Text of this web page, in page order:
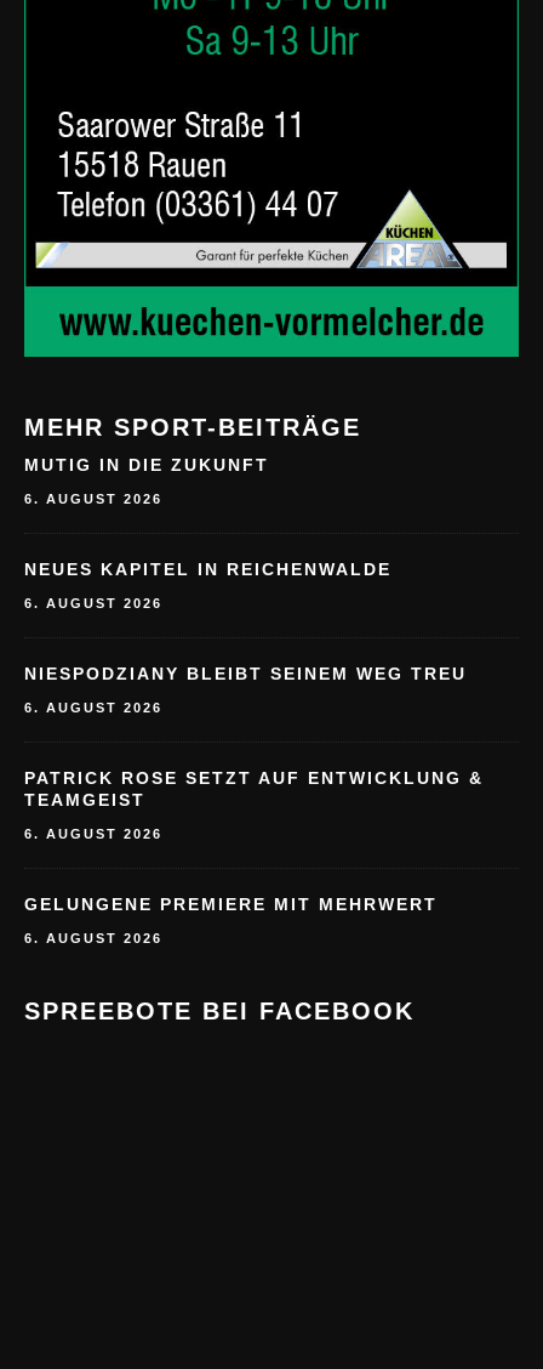
MEHR SPORT-BEITRÄGE
MUTIG IN DIE ZUKUNFT
6. AUGUST 2026
NEUES KAPITEL IN REICHENWALDE
6. AUGUST 2026
NIESPODZIANY BLEIBT SEINEM WEG TREU
6. AUGUST 2026
PATRICK ROSE SETZT AUF ENTWICKLUNG &
TEAMGEIST
6. AUGUST 2026
GELUNGENE PREMIERE MIT MEHRWERT
6. AUGUST 2026
SPREEBOTE BEI FACEBOOK